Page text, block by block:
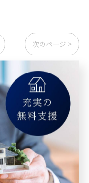
次のページ >
Categories